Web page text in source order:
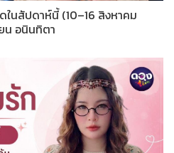
ในสัปดาห์นี้ (10–16 สิงหาคม
น อนินทิตา